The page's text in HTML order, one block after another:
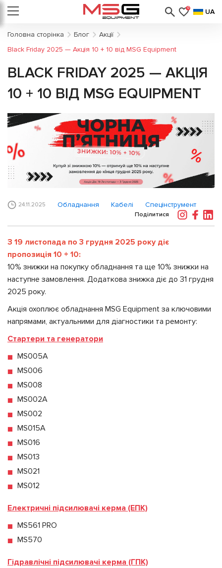
0 UA
Головна сторінка Блог
Акції
Black Friday 2025 — Акція 10 + 10 від MSG Equipment
BLACK FRIDAY 2025 — АКЦІЯ
10 + 10 ВІД MSG EQUIPMENT
24.11.2025 Обладнання Кабелі Спецінструмент
Поділитися
З 19 листопада по 3 грудня 2025 року діє
пропозиція 10 + 10:
10% знижки на покупку обладнання та ще 10% знижки на
наступне замовлення. Додаткова знижка діє до 31 грудня
2025 року.
Акція охоплює обладнання MSG Equipment за ключовими
напрямами, актуальними для діагностики та ремонту:
Стартери та генератори
MS005A
MS006
MS008
MS002A
MS002
MS015A
MS016
MS013
MS021
MS012
Електричні підсилювачі керма (ЕПК)
MS561 PRO
MS570
Гідравлічні підсилювачі керма (ГПК)